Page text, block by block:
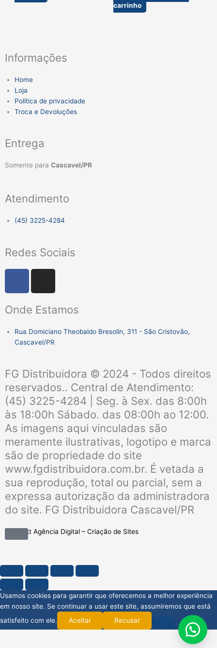
carrinho
Informações
Home
Loja
Política de privacidade
Troca e Devoluções
Entrega
Somente para Cascavel/PR
Atendimento
(45) 3225-4284
Redes Sociais
e
o
o
t
g
r
m
Onde Estamos
Rua Domiciano Theobaldo Bresolin, 311 - São Cristovão,
Cascavel/PR
FG Distribuidora © 2024 - Todos direitos
reservados.. Central de Atendimento:
(45) 3225-4284 | Seg. à Sex. das 8:00h
às 18:00h Sábado. das 08:00h ao 12:00.
As imagens aqui vinculadas são
meramente ilustrativas, logotipo e marca
são de propriedade do site
www.fgdistribuidora.com.br. É vetada a
sua reprodução, total ou parcial, sem a
expressa autorização da administradora
do site. FG Distribuidora Cascavel/PR
Mobimkt Agência Digital – Criação de Sites
Usamos cookies para garantir que oferecemos a melhor experiência
em nosso site. Se continuar a usar este site, assumiremos que está
satisfeito com ele.
Aceitar Recusar